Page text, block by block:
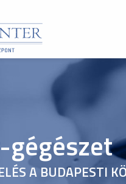
A BUDAPESTI